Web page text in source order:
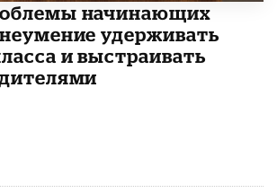
начинающих
удерживать
и выстраивать